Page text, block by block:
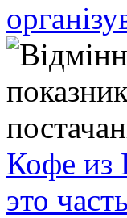
Кофе из
это